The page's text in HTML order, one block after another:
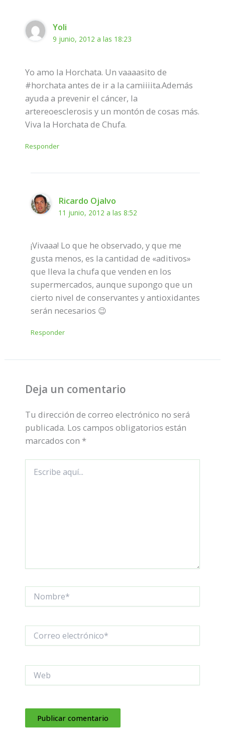
Yoli
9 junio, 2012 a las 18:23
Yo amo la Horchata. Un vaaaasito de
#horchata antes de ir a la camiiiita.Además
ayuda a prevenir el cáncer, la
artereoesclerosis y un montón de cosas más.
Viva la Horchata de Chufa.
Responder
Ricardo Ojalvo
11 junio, 2012 a las 8:52
¡Vivaaa! Lo que he observado, y que me
gusta menos, es la cantidad de «aditivos»
que lleva la chufa que venden en los
supermercados, aunque supongo que un
cierto nivel de conservantes y antioxidantes
serán necesarios 😉
Responder
Deja un comentario
Tu dirección de correo electrónico no será
publicada. Los campos obligatorios están
marcados con *
aquí...
electrónico*